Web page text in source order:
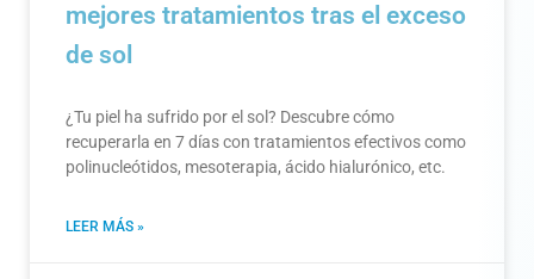
mejores tratamientos tras el exceso
de sol
¿Tu piel ha sufrido por el sol? Descubre cómo
recuperarla en 7 días con tratamientos efectivos como
polinucleótidos, mesoterapia, ácido hialurónico, etc.
LEER MÁS »